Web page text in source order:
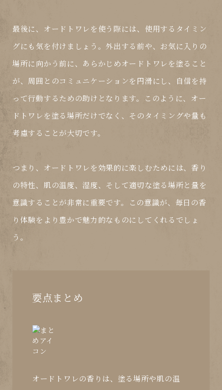
最後に、オードトワレを使う際には、使用するタイミン
グにも気を付けましょう。外出する前や、お気に入りの
場所に向かう前に、あらかじめオードトワレを塗ること
が、周囲とのコミュニケーションを円滑にし、自信を持
って行動するための助けとなります。このように、オー
ドトワレを塗る場所だけでなく、そのタイミングや量も
考慮することが大切です。
つまり、オードトワレを効果的に楽しむためには、香り
の特性、肌の温度、湿度、そして適切な塗る場所と量を
意識することが非常に重要です。この意識が、毎日の香
り体験をより豊かで魅力的なものにしてくれるでしょ
う。
要点まとめ
オードトワレの香りは、塗る場所や肌の温